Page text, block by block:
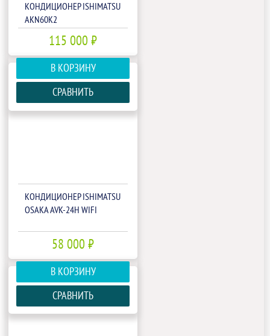
КОНДИЦИОНЕР ISHIMATSU
AKN60K2
115 000 ₽
В КОРЗИНУ
СРАВНИТЬ
КОНДИЦИОНЕР ISHIMATSU
OSAKA AVK-24H WIFI
58 000 ₽
В КОРЗИНУ
СРАВНИТЬ